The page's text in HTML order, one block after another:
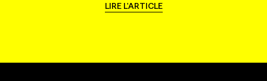
LIRE L'ARTICLE